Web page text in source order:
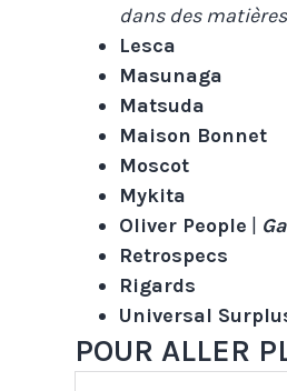
dans des
Lesca
Masunaga
Matsuda
Maison Bonnet
Moscot
Mykita
Oliver People
Retrospecs
Rigards
Universal
POUR ALLER